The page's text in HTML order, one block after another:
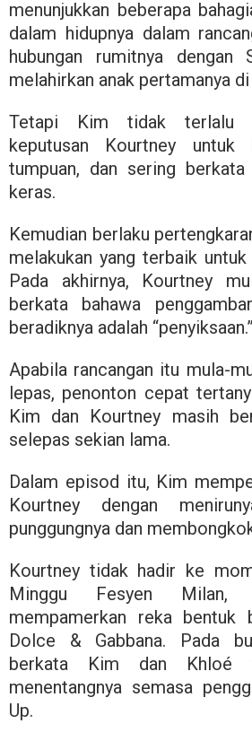
menunjukkan beberapa
dalam hidupnya dalam
hubungan rumitnya
melahirkan anak pertamanya di
Tetapi Kim tidak terlalu
keputusan Kourtney untuk
tumpuan, dan sering
keras.
Kemudian berlaku
melakukan yang terbaik untuk
Pada akhirnya, Kourtney
berkata bahawa
beradiknya adalah “penyiksaan.”
Apabila rancangan itu mula-
lepas, penonton cepat
Kim dan Kourtney masih
selepas sekian lama.
Dalam episod itu, Kim
Kourtney dengan
punggungnya dan
Kourtney tidak hadir ke
Minggu Fesyen
mempamerkan reka bentuk
Dolce & Gabbana. Pada
berkata Kim dan Khloé
menentangnya semasa
Up.